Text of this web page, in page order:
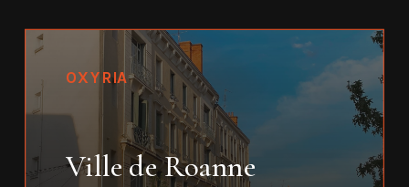
OXYRIA
Ville de Roanne